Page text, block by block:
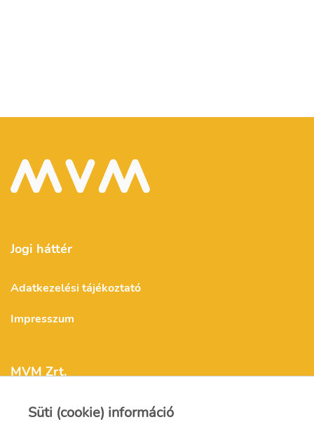
Jogi háttér
Adatkezelési tájékoztató
Impresszum
MVM Zrt.
Süti (cookie) információ